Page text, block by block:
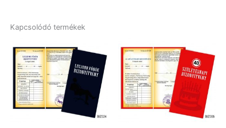
Kapcsolódó termékek